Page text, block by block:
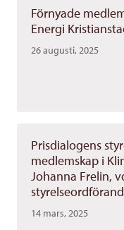
Förnyade
Energi
26 augusti, 2025
Prisdialogens
medlemskap i
Johanna Frelin,
14 mars, 2025